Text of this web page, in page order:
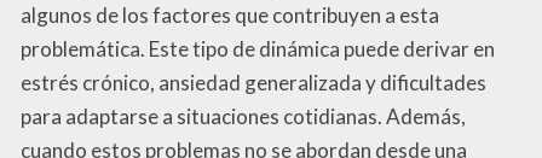
algunos de los factores que contribuyen a esta
problemática. Este tipo de dinámica puede derivar en
estrés crónico, ansiedad generalizada y dificultades
para adaptarse a situaciones cotidianas. Además,
cuando estos problemas no se abordan desde una